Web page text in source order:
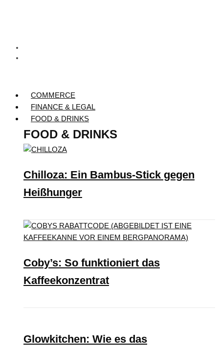
COMMERCE
FINANCE & LEGAL
FOOD & DRINKS
FOOD & DRINKS
Chilloza: Ein Bambus-Stick gegen
Heißhunger
Coby’s: So funktioniert das
Kaffeekonzentrat
Glowkitchen: Wie es das